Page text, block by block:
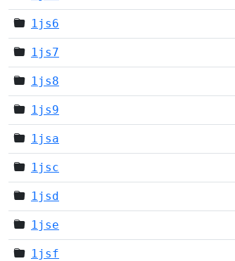
1js6
1js7
1js8
1js9
1jsa
1jsc
1jsd
1jse
1jsf